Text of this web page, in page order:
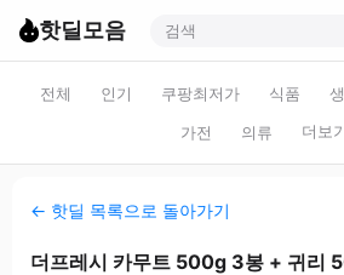
핫딜모음
전체 인기 쿠팡최저가 식품
가전
의류 더보
← 핫딜 목록으로 돌아가기
더프레시 카무트 500g 3봉 + 귀리